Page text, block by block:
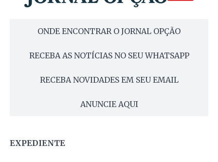
ONDE ENCONTRAR O JORNAL OPÇÃO
RECEBA AS NOTÍCIAS NO SEU WHATSAPP
RECEBA NOVIDADES EM SEU EMAIL
ANUNCIE AQUI
EXPEDIENTE